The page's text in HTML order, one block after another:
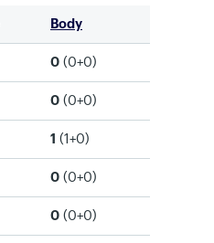
Body
0 (0+0)
0 (0+0)
1 (1+0)
0 (0+0)
0 (0+0)